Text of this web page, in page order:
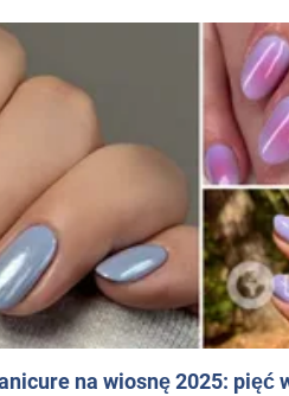
na wiosnę 2025: pięć